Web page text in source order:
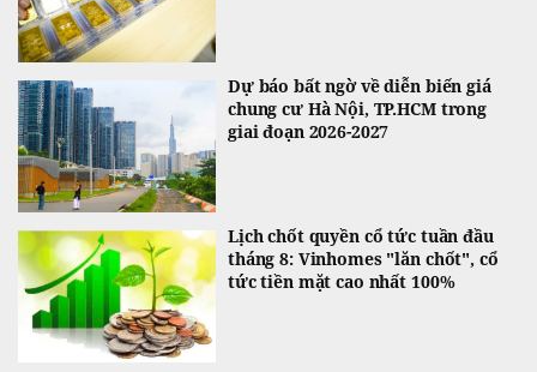
Dự báo bất ngờ về diễn biến giá
chung cư Hà Nội, TP.HCM trong
giai đoạn 2026-2027
Lịch chốt quyền cổ tức tuần đầu
tháng 8: Vinhomes "lăn chốt", cổ
tức tiền mặt cao nhất 100%